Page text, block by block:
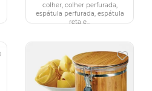
colher, colher perfurada,
espátula perfurada, espátula
reta e...